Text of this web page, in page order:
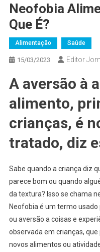
Neofobia
Que É?
Alimentação Saúde
15/03/2023 Editor
A aversão à
alimento,
crianças, é
tratado, diz
Sabe quando a criança diz
parece bom ou quando
da textura? Isso se chama
Neofobia é um termo
ou aversão a coisas e
observada em crianças,
novos alimentos ou